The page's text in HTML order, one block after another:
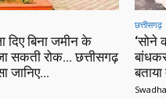
बिना जमीन के
सकती रोक… छत्तीसगढ़
जानिए…
छत्तीसगढ़
‘सोने
Swadha